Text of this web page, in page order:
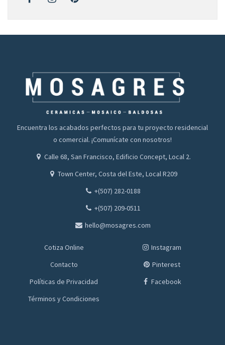
Encuentra los acabados perfectos para tu proyecto residencial
o comercial. ¡Comunícate con nosotros!
Calle 68, San Francisco, Edificio Concept, Local 2.
Town Center, Costa del Este, Local R209
+(507) 282-0188
+(507) 209-0511
hello@mosagres.com
Cotiza Online
Contacto
Políticas de Privacidad
Términos y Condiciones
Instagram
Pinterest
Facebook